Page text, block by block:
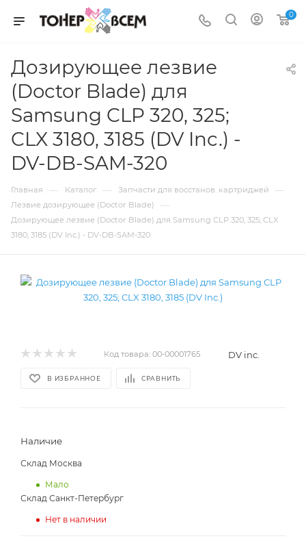
0
Дозирующее лезвие
(Doctor Blade) для
Samsung CLP 320, 325;
CLX 3180, 3185 (DV Inc.) -
DV-DB-SAM-320
Главная — Каталог — Запчасти для восстанов. картриджей —
Лезвие дозирующее (Doctor Blade) —
Дозирующее лезвие (Doctor Blade) для Samsung CLP 320, 325; CLX
3180, 3185 (DV Inc.) - DV-DB-SAM-320
Код товара: 00-00001765 DV inc.
В ИЗБРАННОЕ СРАВНИТЬ
Наличие
Склад Москва
Мало
Склад Санкт-Петербург
Нет в наличии